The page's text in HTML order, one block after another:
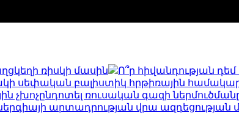
ռիսկի մասին
Ո՞ր հիվանդության
սեփական բալիստիկ հրթիռային
չխոչընդոտել ռուսական գազի
արտադրության վրա ազդեցության